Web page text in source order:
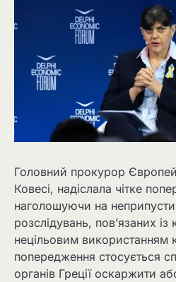
Головний прокурор
Ковесі, надіслала чітке
наголошуючи на
розслідувань, пов’язаних із
нецільовим використанням
попередження стосується
органів Греції оскаржити